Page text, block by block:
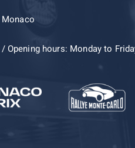
Opening hours: Monday to